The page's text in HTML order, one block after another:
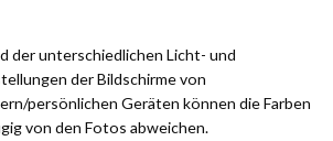
der unterschiedlichen Licht- und
der Bildschirme von
persönlichen Geräten können die Farben
von den Fotos abweichen.